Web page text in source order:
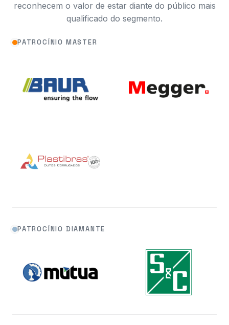
reconhecem o valor de estar diante do público mais
qualificado do segmento.
PATROCÍNIO MASTER
PATROCÍNIO DIAMANTE